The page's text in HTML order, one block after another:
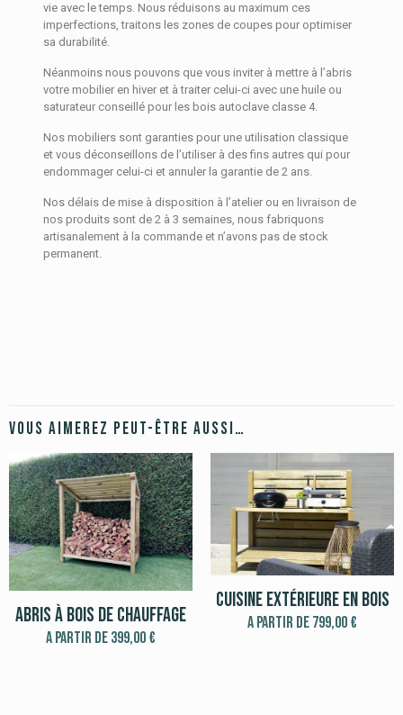
vie avec le temps. Nous réduisons au maximum ces
imperfections, traitons les zones de coupes pour optimiser
sa durabilité.
Néanmoins nous pouvons que vous inviter à mettre à l’abris
votre mobilier en hiver et à traiter celui-ci avec une huile ou
saturateur conseillé pour les bois autoclave classe 4.
Nos mobiliers sont garanties pour une utilisation classique
et vous déconseillons de l’utiliser à des fins autres qui pour
endommager celui-ci et annuler la garantie de 2 ans.
Nos délais de mise à disposition à l’atelier ou en livraison de
nos produits sont de 2 à 3 semaines, nous fabriquons
artisanalement à la commande et n’avons pas de stock
permanent.
Vous aimerez peut-être aussi…
Abris à bois de chauffage
A partir de399,00€
Cuisine extérieure en bois
A partir de799,00€